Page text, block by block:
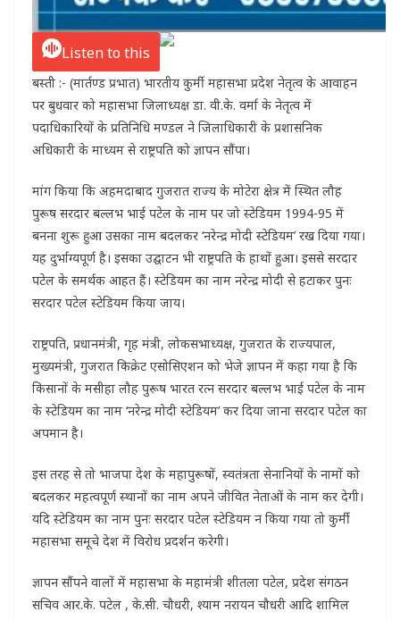
Listen to this
बस्ती :- (मार्तण्ड प्रभात) भारतीय कुर्मी महासभा प्रदेश नेतृत्व के आवाहन
पर बुधवार को महासभा जिलाध्यक्ष डा. वी.के. वर्मा के नेतृत्व में
पदाधिकारियों के प्रतिनिधि मण्डल ने जिलाधिकारी के प्रशासनिक
अधिकारी के माध्यम से राष्ट्रपति को ज्ञापन सौंपा।
मांग किया कि अहमदाबाद गुजरात राज्य के मोटेरा क्षेत्र में स्थित लौह
पुरूष सरदार बल्लभ भाई पटेल के नाम पर जो स्टेडियम 1994-95 में
बनना शुरू हुआ उसका नाम बदलकर ‘नरेन्द्र मोदी स्टेडियम’ रख दिया गया।
यह दुर्भाग्यपूर्ण है। इसका उद्घाटन भी राष्ट्रपति के हाथों हुआ। इससे सरदार
पटेल के समर्थक आहत हैं। स्टेडियम का नाम नरेन्द्र मोदी से हटाकर पुनः
सरदार पटेल स्टेडियम किया जाय।
राष्ट्रपति, प्रधानमंत्री, गृह मंत्री, लोकसभाध्यक्ष, गुजरात के राज्यपाल,
मुख्यमंत्री, गुजरात किक्रेट एसोसिएशन को भेजे ज्ञापन में कहा गया है कि
किसानों के मसीहा लौह पुरूष भारत रत्न सरदार बल्लभ भाई पटेल के नाम
के स्टेडियम का नाम ‘नरेन्द्र मोदी स्टेडियम’ कर दिया जाना सरदार पटेल का
अपमान है।
इस तरह से तो भाजपा देश के महापुरूषों, स्वतंत्रता सेनानियों के नामों को
बदलकर महत्वपूर्ण स्थानों का नाम अपने जीवित नेताओं के नाम कर देगी।
यदि स्टेडियम का नाम पुनः सरदार पटेल स्टेडियम न किया गया तो कुर्मी
महासभा समूचे देश में विरोध प्रदर्शन करेगी।
ज्ञापन सौंपने वालों में महासभा के महामंत्री शीतला पटेल, प्रदेश संगठन
सचिव आर.के. पटेल , के.सी. चौधरी, श्याम नरायन चौधरी आदि शामिल